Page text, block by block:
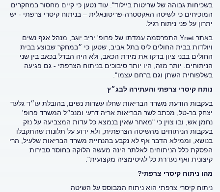
בשכיחות גבוהה של שריטות ביילוד". עוד נטען כי קיים מחסור במחקרים
המוכיחים כי לשיטה האקסטרה-פריטונאלית – בניתוח קיסרי צרפתי - יש
יתרון על פני ניתוח רגיל.
באתר Ynet התפרסמה עמדתו של פרופ' יריב יוגב, מנהל אגף נשים
ויולדות בבית החולים ליס בתל אביב, שטען כי ״במחקר שבוצע בבית
החולים בבני ציון בדקו את מידת הכאב, ולא היה הבדל בכאב בין שני
הניתוחים. יותר מזה, היו יותר סיבוכים בניתוח הצרפתי - גם פגיעה
בשלפוחית השתן וגם ברחם עצמו".
נותח קיסרי צרפתי והעתירה לבג״ץ
בעקבות הודעת משרד הבריאות שחלו עשרות נשים, בהובלת עו״ד גלעד
יצחק בר-טל, מכתב לשר הבריאות אריה דרעי ומנכ״ל המשרד פרופ'
נחמן אש, ובו צוין כי "מאחר שאין בנמצא כל עדות המצביעה על נזק
בעקבות הניתוחים מהשיטה הצרפתית, ולא ידוע על תלונות שהתקבלו
בנושא, וממילא הדבר אף לא נקבע בהנחיית משרד הבריאות שלעיל, הרי
הפסקת כלל הניתוחים לאלתר הינה מעשה הלוקה בחוסר סבירות
קיצונית ואף נעדרת כל לגיטימציה מקצועית".
מהו ניתוח קיסרי צרפתי?
ניתוח קיסרי צרפתי הוא ניתוח המבוסס על השיטה